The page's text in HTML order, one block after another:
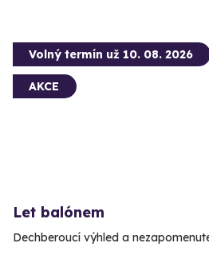
Volný termín už 10. 08. 2026
AKCE
Let balónem
Dechberoucí výhled a